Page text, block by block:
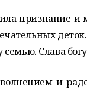
признание и
Слава
и